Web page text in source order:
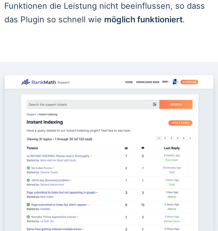
Funktionen die Leistung nicht beeinflussen, so dass
das Plugin so schnell wie möglich funktioniert.